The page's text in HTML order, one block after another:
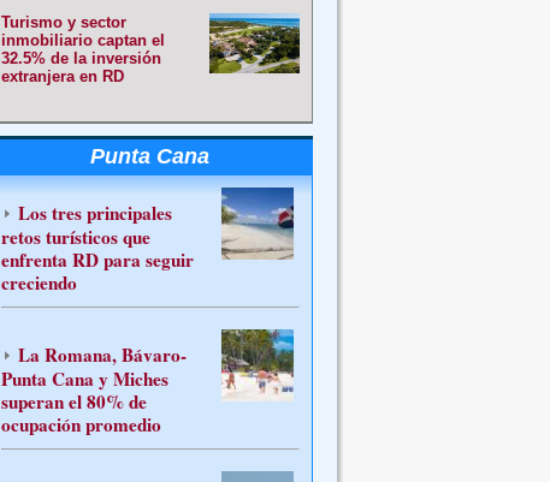
Turismo y sector
inmobiliario captan el
32.5% de la inversión
extranjera en RD
Punta Cana
Los tres principales
retos turísticos que
enfrenta RD para seguir
creciendo
La Romana, Bávaro-
Punta Cana y Miches
superan el 80% de
ocupación promedio